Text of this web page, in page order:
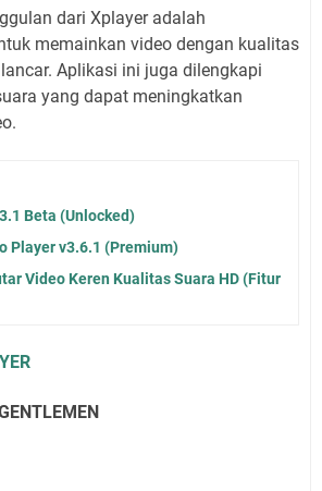
dari Xplayer adalah
memainkan video dengan kualitas
Aplikasi ini juga dilengkapi
yang dapat meningkatkan
Beta (Unlocked)
Player v3.6.1 (Premium)
Video Keren Kualitas Suara HD (Fitur